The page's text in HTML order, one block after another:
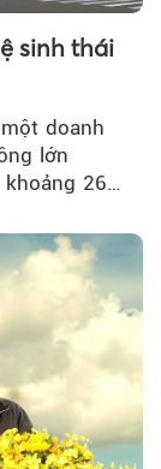
sinh thái
doanh
lớn
262